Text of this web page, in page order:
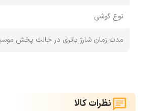
نوع گوشی
مدت زمان شارژ باتری در حالت پخش
نظرات کالا